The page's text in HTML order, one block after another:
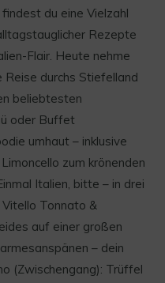
du eine Vielzahl
Rezepte
Flair. Heute nehme
Reise durchs Stiefelland
beliebtesten
oder Buffet
umhaut – inklusive
zum krönenden
Italien, bitte – in drei
Tonnato &
auf einer großen
– dein
(Zwischengang): Trüffel